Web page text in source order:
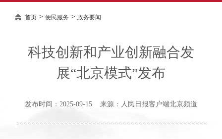
首页 > 便民服务 > 政务要闻
科技创新和产业创新融合发
展“北京模式”发布
发布时间：2025-09-15 来源：人民日报客户端北京频道